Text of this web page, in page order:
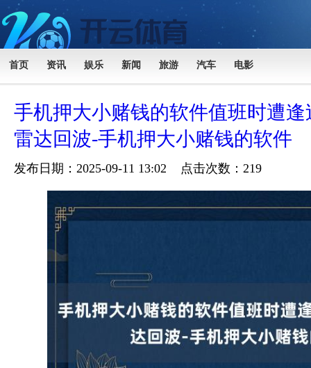
首页 资讯 娱乐 新闻 旅游 汽车 电影
手机押大小赌钱的软件值班时遭
雷达回波-手机押大小赌钱的软件
发布日期：2025-09-11 13:02 点击次数：219